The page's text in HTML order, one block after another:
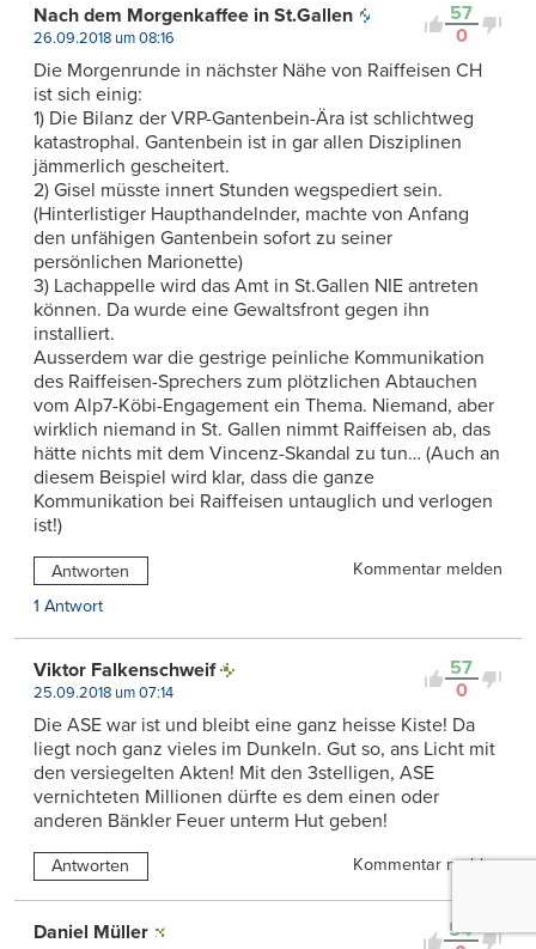
57
0
Nach dem Morgenkaffee in St.Gallen
26.09.2018 um 08:16
Die Morgenrunde in nächster Nähe von Raiffeisen CH
ist sich einig:
1) Die Bilanz der VRP-Gantenbein-Ära ist schlichtweg
katastrophal. Gantenbein ist in gar allen Disziplinen
jämmerlich gescheitert.
2) Gisel müsste innert Stunden wegspediert sein.
(Hinterlistiger Haupthandelnder, machte von Anfang
den unfähigen Gantenbein sofort zu seiner
persönlichen Marionette)
3) Lachappelle wird das Amt in St.Gallen NIE antreten
können. Da wurde eine Gewaltsfront gegen ihn
installiert.
Ausserdem war die gestrige peinliche Kommunikation
des Raiffeisen-Sprechers zum plötzlichen Abtauchen
vom Alp7-Köbi-Engagement ein Thema. Niemand, aber
wirklich niemand in St. Gallen nimmt Raiffeisen ab, das
hätte nichts mit dem Vincenz-Skandal zu tun… (Auch an
diesem Beispiel wird klar, dass die ganze
Kommunikation bei Raiffeisen untauglich und verlogen
ist!)
Antworten
Kommentar melden
1 Antwort
57
0
Viktor Falkenschweif
25.09.2018 um 07:14
Die ASE war ist und bleibt eine ganz heisse Kiste! Da
liegt noch ganz vieles im Dunkeln. Gut so, ans Licht mit
den versiegelten Akten! Mit den 3stelligen, ASE
vernichteten Millionen dürfte es dem einen oder
anderen Bänkler Feuer unterm Hut geben!
Antworten Kommentar melden
54
Daniel Müller